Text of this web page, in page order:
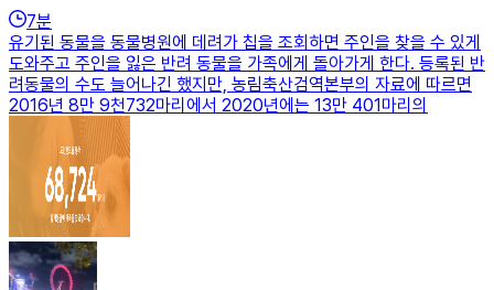
7분
유기된 동물을 동물병원에 데려가 칩을 조회하면 주인을 찾을 수 있게
도와주고 주인을 잃은 반려 동물을 가족에게 돌아가게 한다. 등록된 반
려동물의 수도 늘어나긴 했지만, 농림축산검역본부의 자료에 따르면
2016년 8만 9천732마리에서 2020년에는 13만 401마리의